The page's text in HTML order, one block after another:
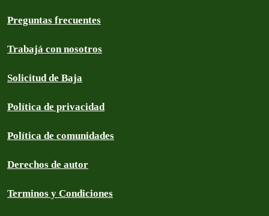
Preguntas frecuentes
Trabajá con nosotros
Solicitud de Baja
Política de privacidad
Política de comunidades
Derechos de autor
Terminos y Condiciones